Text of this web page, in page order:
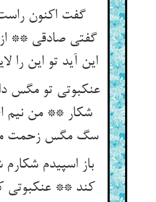
گفت اکنون
گفتی صادقی ** از
این آید تو این را
عنکبوتی تو مگس
شکار ** من نیم
سگ مگس زحمت
باز اسپیدم شکارم
کند ** عنکبوتی